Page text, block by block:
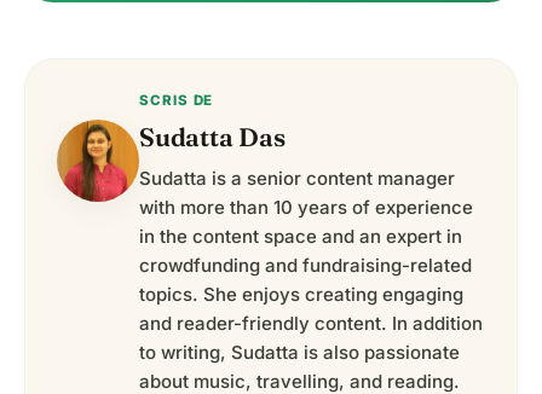
SCRIS DE
Sudatta Das
Sudatta is a senior content manager
with more than 10 years of experience
in the content space and an expert in
crowdfunding and fundraising-related
topics. She enjoys creating engaging
and reader-friendly content. In addition
to writing, Sudatta is also passionate
about music, travelling, and reading.